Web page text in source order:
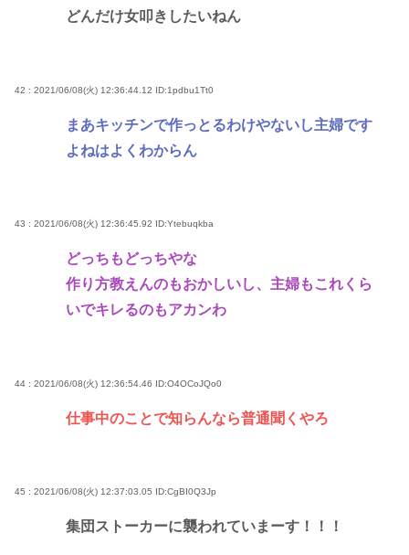
どんだけ女叩きしたいねん
42 : 2021/06/08(火) 12:36:44.12 ID:1pdbu1Tt0
まあキッチンで作っとるわけやないし主婦です
よねはよくわからん
43 : 2021/06/08(火) 12:36:45.92 ID:Ytebuqkba
どっちもどっちやな
作り方教えんのもおかしいし、主婦もこれくら
いでキレるのもアカンわ
44 : 2021/06/08(火) 12:36:54.46 ID:O4OCoJQo0
仕事中のことで知らんなら普通聞くやろ
45 : 2021/06/08(火) 12:37:03.05 ID:CgBI0Q3Jp
集団ストーカーに襲われていまーす！！！